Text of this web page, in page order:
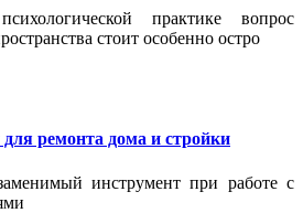
практике вопрос
стоит особенно остро
ремонта дома и стройки
инструмент при работе с